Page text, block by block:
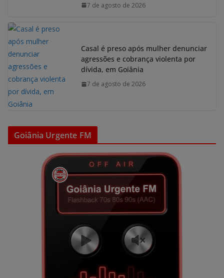
7 de agosto de 2026
Casal é preso após mulher denunciar
agressões e cobrança violenta por
dívida, em Goiânia
7 de agosto de 2026
Goiânia Urgente FM